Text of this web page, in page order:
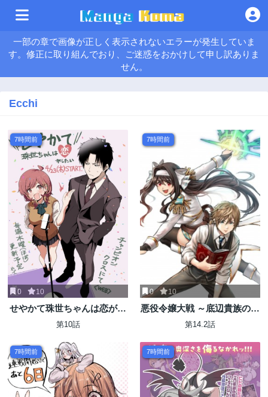
一部の章で画像が正しく表示されないエラーが発生していま
す。修正に取り組んでおり、ご迷惑をおかけして申し訳ありま
せん。
Ecchi
7時間前
0 10
せやかて珠世ちゃんは恋がし
たい
第10話
7時間前
0 10
悪役令嬢大戦 ～底辺貴族の俺
は貞操観念逆転世界で下剋上
第14.2話
7時間前 7時間前